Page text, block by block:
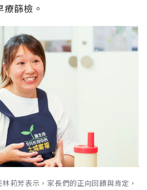
篩檢。
莉芳表示，家長們的正向回饋與肯定，